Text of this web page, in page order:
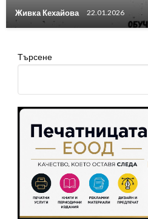
Живка Кехайова 22.01.2026
Търсене